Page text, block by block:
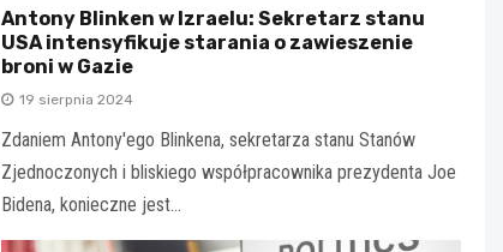
Antony Blinken w Izraelu: Sekretarz stanu
USA intensyfikuje starania o zawieszenie
broni w Gazie
19 sierpnia 2024
Zdaniem Antony'ego Blinkena, sekretarza stanu Stanów
Zjednoczonych i bliskiego współpracownika prezydenta Joe
Bidena, konieczne jest…